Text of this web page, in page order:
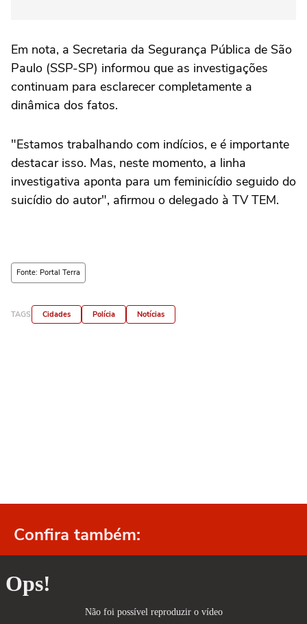
Em nota, a Secretaria da Segurança Pública de São
Paulo (SSP-SP) informou que as investigações
continuam para esclarecer completamente a
dinâmica dos fatos.
"Estamos trabalhando com indícios, e é importante
destacar isso. Mas, neste momento, a linha
investigativa aponta para um feminicídio seguido do
suicídio do autor", afirmou o delegado à TV TEM.
Fonte: Portal Terra
TAGS Cidades Polícia Notícias
Confira também: